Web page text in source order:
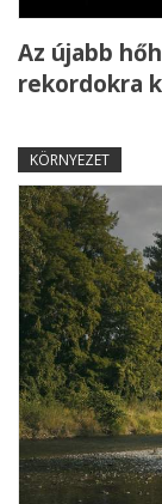
Az újabb
rekordokra
KÖRNYEZET